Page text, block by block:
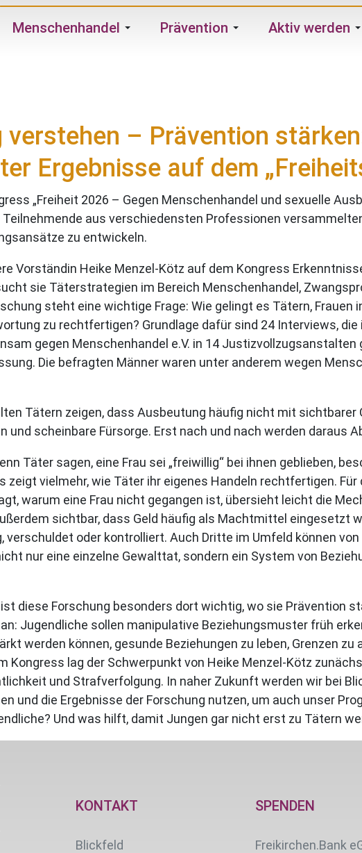
Menschenhandel Prävention Aktiv werden
– Prävention
Ergebnisse auf dem
„Freiheit 2026 – Gegen Menschenhandel und sexuelle
aus verschiedensten Professionen
zu entwickeln.
Vorständin Heike Menzel-Kötz auf dem Kongress
sie Täterstrategien im Bereich Menschenhandel,
steht eine wichtige Frage: Wie gelingt es Tätern, Frauen
zu rechtfertigen? Grundlage dafür sind 24 Interviews, die
gegen Menschenhandel e.V. in 14
Die befragten Männer waren unter anderem wegen
Tätern zeigen, dass Ausbeutung häufig nicht mit
und scheinbare Fürsorge. Erst nach und nach werden daraus
Täter sagen, eine Frau sei „freiwillig“ bei ihnen geblieben,
zeigt vielmehr, wie Täter ihr eigenes Handeln rechtfertigen.
warum eine Frau nicht gegangen ist, übersieht leicht die
sichtbar, dass Geld häufig als Machtmittel eingesetzt
verschuldet oder kontrolliert. Auch Dritte im Umfeld können
nur eine einzelne Gewalttat, sondern ein System von
diese Forschung besonders dort wichtig, wo sie Prävention
Jugendliche sollen manipulative Beziehungsmuster früh
werden können, gesunde Beziehungen zu leben, Grenzen
Kongress lag der Schwerpunkt von Heike Menzel-Kötz
und Strafverfolgung. In naher Zukunft werden wir bei
und die Ergebnisse der Forschung nutzen, um auch unser
Und was hilft, damit Jungen gar nicht erst zu Tätern
KONTAKT
Blickfeld
SPENDEN
Freikirchen.Bank